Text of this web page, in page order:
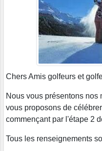
Chers Amis golfeurs et
Nous vous présentons nos
vous proposons de
commençant par l'étape 2
Tous les renseignements